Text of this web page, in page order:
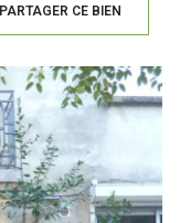
PARTAGER CE BIEN